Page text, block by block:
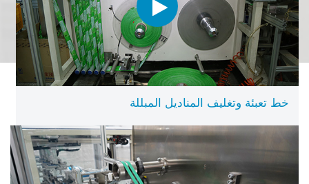
خط تعبئة وتغليف المناديل المبللة